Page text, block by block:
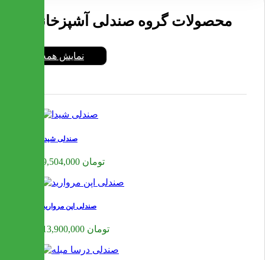
محصولات گروه صندلی آشپزخانه
نمایش همه
صندلی شیدا
9,504,000 تومان
صندلی اپن مروارید
13,900,000 تومان